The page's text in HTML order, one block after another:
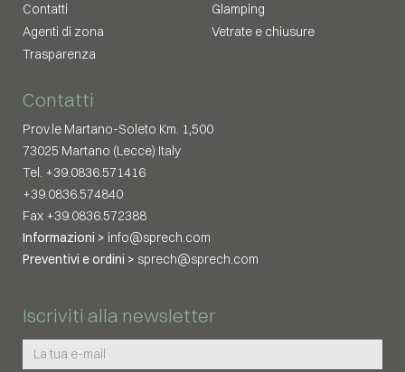
Contatti
Agenti di zona
Trasparenza
Glamping
Vetrate e chiusure
Contatti
Prov.le Martano-Soleto Km. 1,500
73025 Martano (Lecce) Italy
Tel. +39.0836.571416
+39.0836.574840
Fax +39.0836.572388
Informazioni > info@sprech.com
Preventivi e ordini > sprech@sprech.com
Iscriviti alla newsletter